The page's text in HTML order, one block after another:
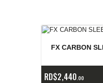
FX CARBON
RD$2,440 00